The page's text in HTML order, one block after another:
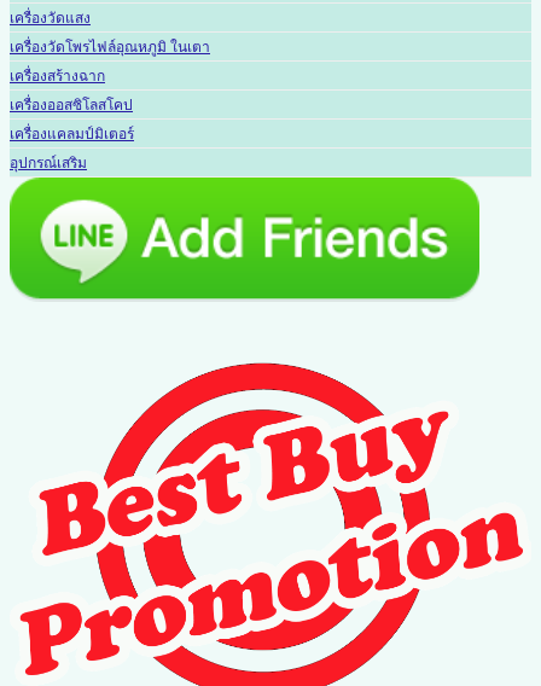
เครื่องวัดแสง
เครื่องวัดโพรไฟล์อุณหภูมิ ในเตา
เครื่องสร้างฉาก
เครื่องออสซิโลสโคป
เครื่องแคลมป์มิเตอร์
อุปกรณ์เสริม